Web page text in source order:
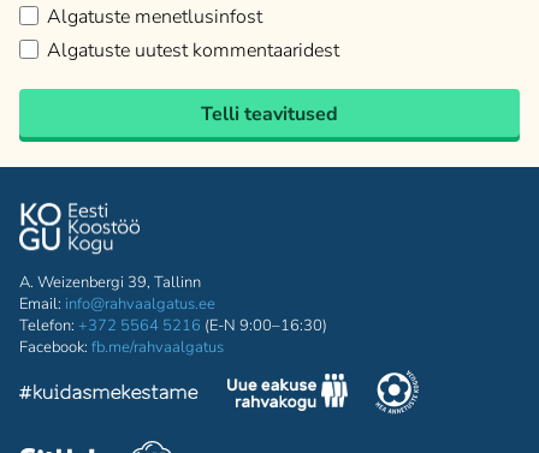
Algatuste menetlusinfost
Algatuste uutest kommentaaridest
Telli teavitused
A. Weizenbergi 39, Tallinn
Email: info@rahvaalgatus.ee
Telefon: +372 5564 5216 (E-N 9:00–16:30)
Facebook: fb.me/rahvaalgatus